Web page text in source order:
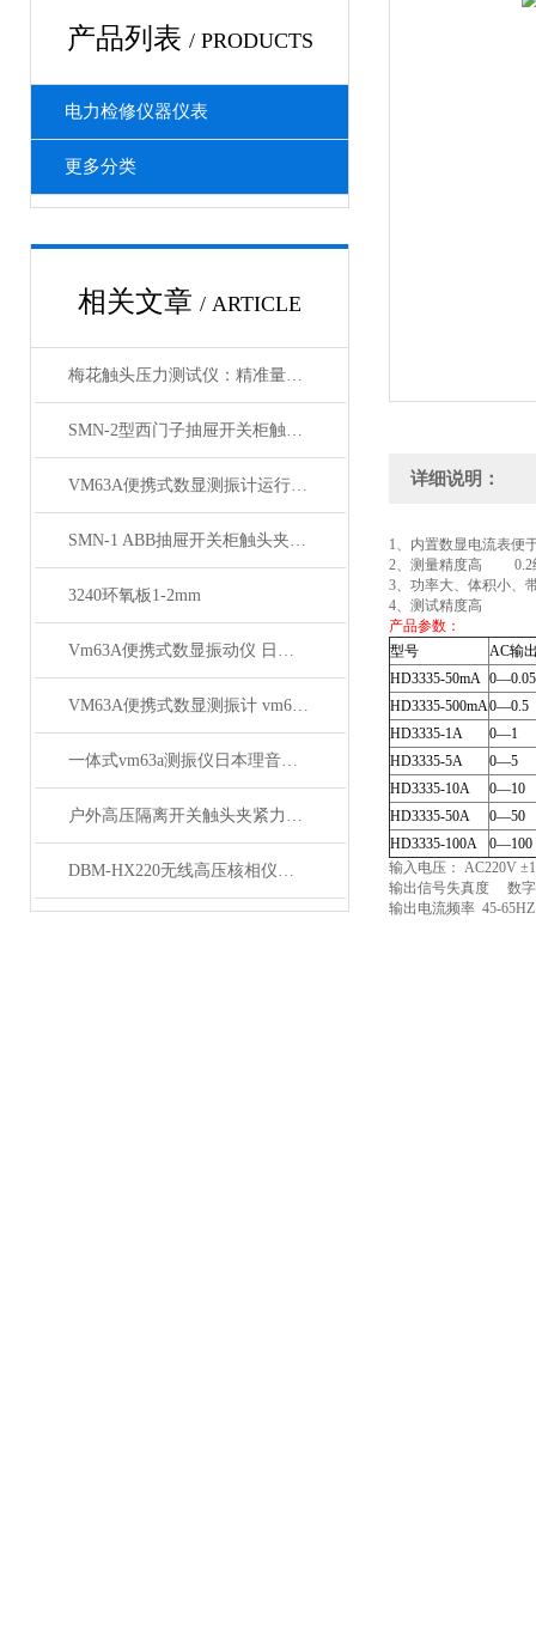
产品列表 / PRODUCTS
电力检修仪器仪表
更多分类
相关文章 / ARTICLE
梅花触头压力测试仪：精准量化触头压力的核心工具
SMN-2型西门子抽屉开关柜触点压力检测仪技术参数
VM63A便携式数显测振计运行参数
SMN-1 ABB抽屉开关柜触头夹紧力测试仪
3240环氧板1-2mm
Vm63A便携式数显振动仪 日本理音测振仪 测振仪厂家推荐
VM63A便携式数显测振计 vm63a测振仪厂家
一体式vm63a测振仪日本理音测振仪VM63A参数
户外高压隔离开关触头夹紧力测试仪的校准方法
DBM-HX220无线高压核相仪技术参数
详细说明：
1、内置数显电流表便
2、测量精度高 0.2
3、功率大、体积小、
4、测试精度高
产品参数：
型号
AC输
HD3335-50mA 0—0.05
HD3335-500mA0—0.5
HD3335-1A
0—1
HD3335-5A
0—5
HD3335-10A
0—10
HD3335-50A
0—50
HD3335-100A
0—100
输入电压： AC220V
输出信号失真度 数字
输出电流频率 45-